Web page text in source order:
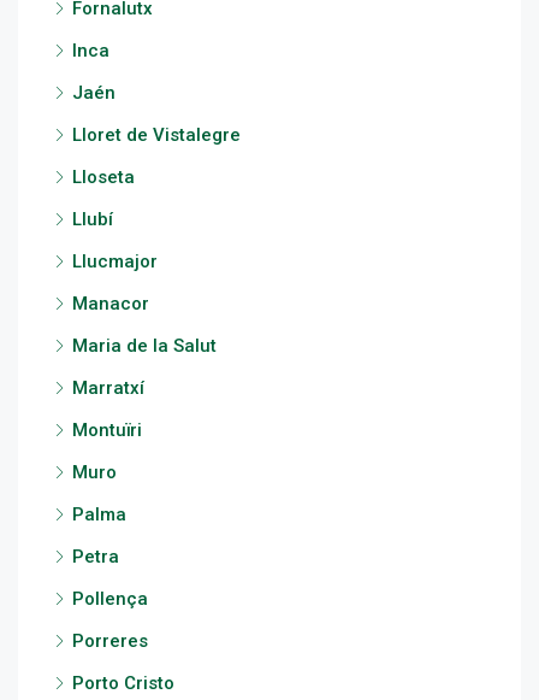
Fornalutx
Inca
Jaén
Lloret de Vistalegre
Lloseta
Llubí
Llucmajor
Manacor
Maria de la Salut
Marratxí
Montuïri
Muro
Palma
Petra
Pollença
Porreres
Porto Cristo